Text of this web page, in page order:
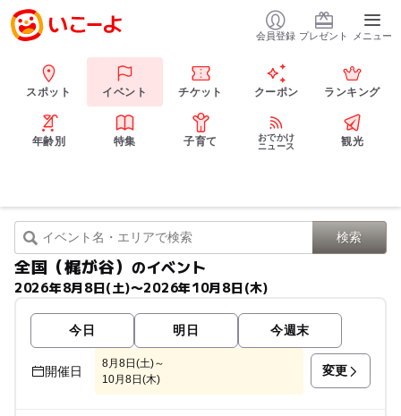
会員登録 プレゼント メニュー
スポット イベント チケット クーポン ランキング
年齢別 特集 子育て
おでかけ
ニュース
観光
全国（梶が谷）のイベント
2026年8月8日(土)〜2026年10月8日(木)
今日 明日 今週末
開催日
8月8日(土)～
10月8日(木)
変更